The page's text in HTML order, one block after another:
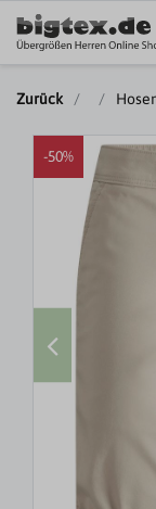
Zurück
-50%